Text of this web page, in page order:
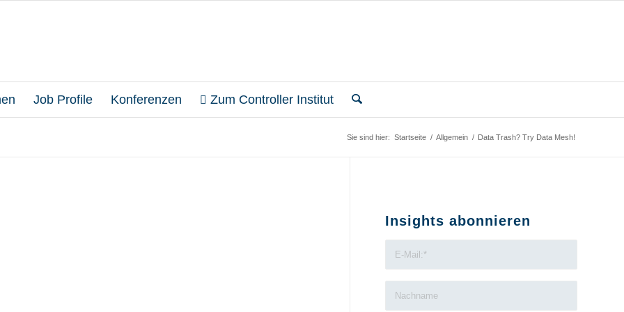
Job Profile Konferenzen Zum Controller Institut
Sie sind hier: Startseite / Allgemein / Data Trash? Try Data Mesh!
Insights abonnieren